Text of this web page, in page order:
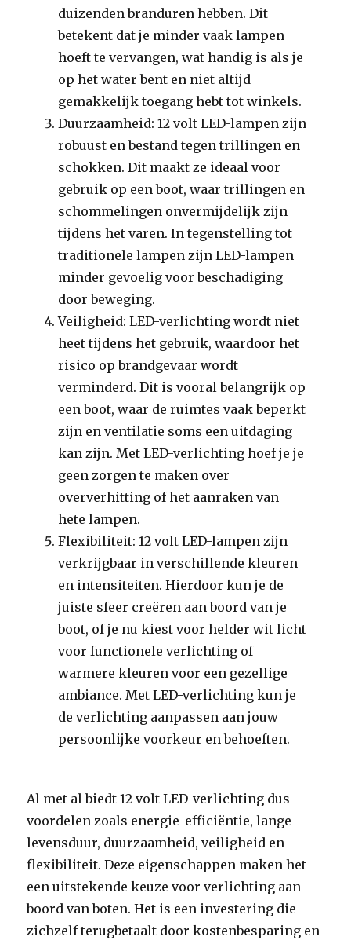
duizenden branduren hebben. Dit
betekent dat je minder vaak lampen
hoeft te vervangen, wat handig is als je
op het water bent en niet altijd
gemakkelijk toegang hebt tot winkels.
Duurzaamheid: 12 volt LED-lampen zijn
robuust en bestand tegen trillingen en
schokken. Dit maakt ze ideaal voor
gebruik op een boot, waar trillingen en
schommelingen onvermijdelijk zijn
tijdens het varen. In tegenstelling tot
traditionele lampen zijn LED-lampen
minder gevoelig voor beschadiging
door beweging.
Veiligheid: LED-verlichting wordt niet
heet tijdens het gebruik, waardoor het
risico op brandgevaar wordt
verminderd. Dit is vooral belangrijk op
een boot, waar de ruimtes vaak beperkt
zijn en ventilatie soms een uitdaging
kan zijn. Met LED-verlichting hoef je je
geen zorgen te maken over
oververhitting of het aanraken van
hete lampen.
Flexibiliteit: 12 volt LED-lampen zijn
verkrijgbaar in verschillende kleuren
en intensiteiten. Hierdoor kun je de
juiste sfeer creëren aan boord van je
boot, of je nu kiest voor helder wit licht
voor functionele verlichting of
warmere kleuren voor een gezellige
ambiance. Met LED-verlichting kun je
de verlichting aanpassen aan jouw
persoonlijke voorkeur en behoeften.
Al met al biedt 12 volt LED-verlichting dus
voordelen zoals energie-efficiëntie, lange
levensduur, duurzaamheid, veiligheid en
flexibiliteit. Deze eigenschappen maken het
een uitstekende keuze voor verlichting aan
boord van boten. Het is een investering die
zichzelf terugbetaalt door kostenbesparing en